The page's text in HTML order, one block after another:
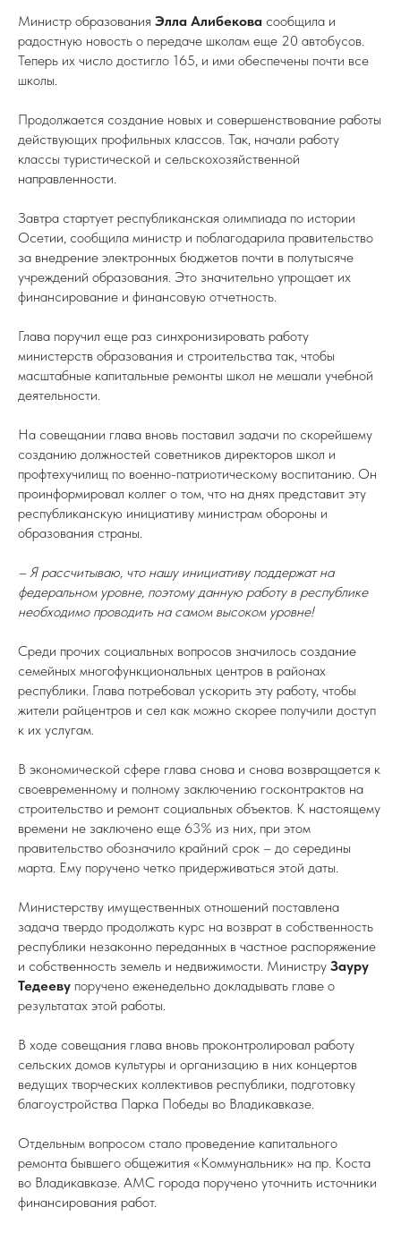
Министр образования Элла Алибекова сообщила и
радостную новость о передаче школам еще 20 автобусов.
Теперь их число достигло 165, и ими обеспечены почти все
школы.
Продолжается создание новых и совершенствование работы
действующих профильных классов. Так, начали работу
классы туристической и сельскохозяйственной
направленности.
Завтра стартует республиканская олимпиада по истории
Осетии, сообщила министр и поблагодарила правительство
за внедрение электронных бюджетов почти в полутысяче
учреждений образования. Это значительно упрощает их
финансирование и финансовую отчетность.
Глава поручил еще раз синхронизировать работу
министерств образования и строительства так, чтобы
масштабные капитальные ремонты школ не мешали учебной
деятельности.
На совещании глава вновь поставил задачи по скорейшему
созданию должностей советников директоров школ и
профтехучилищ по военно-патриотическому воспитанию. Он
проинформировал коллег о том, что на днях представит эту
республиканскую инициативу министрам обороны и
образования страны.
– Я рассчитываю, что нашу инициативу поддержат на
федеральном уровне, поэтому данную работу в республике
необходимо проводить на самом высоком уровне!
Среди прочих социальных вопросов значилось создание
семейных многофункциональных центров в районах
республики. Глава потребовал ускорить эту работу, чтобы
жители райцентров и сел как можно скорее получили доступ
к их услугам.
В экономической сфере глава снова и снова возвращается к
своевременному и полному заключению госконтрактов на
строительство и ремонт социальных объектов. К настоящему
времени не заключено еще 63% из них, при этом
правительство обозначило крайний срок – до середины
марта. Ему поручено четко придерживаться этой даты.
Министерству имущественных отношений поставлена
задача твердо продолжать курс на возврат в собственность
республики незаконно переданных в частное распоряжение
и собственность земель и недвижимости. Министру Зауру
Тедееву поручено еженедельно докладывать главе о
результатах этой работы.
В ходе совещания глава вновь проконтролировал работу
сельских домов культуры и организацию в них концертов
ведущих творческих коллективов республики, подготовку
благоустройства Парка Победы во Владикавказе.
Отдельным вопросом стало проведение капитального
ремонта бывшего общежития «Коммунальник» на пр. Коста
во Владикавказе. АМС города поручено уточнить источники
финансирования работ.